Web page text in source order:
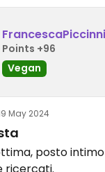
FrancescaPiccinni
Points +96
Vegan
May 2024
posto
ricercati.